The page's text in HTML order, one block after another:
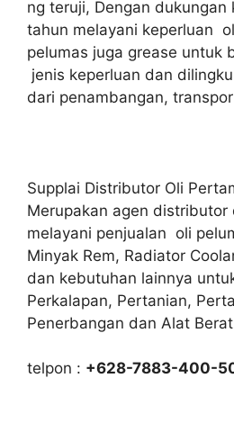
ng teruji, Dengan
tahun melayani keperluan
pelumas juga grease untuk
jenis keperluan dan
dari penambangan,
Supplai Distributor Oli
Merupakan agen distributor
melayani penjualan oli
Minyak Rem, Radiator
dan kebutuhan lainnya
Perkalapan, Pertanian,
Penerbangan dan Alat
telpon : +628-7883-400-